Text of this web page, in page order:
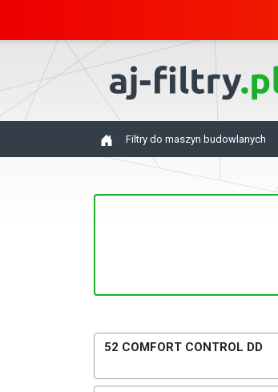
Filtry do maszyn budowlanych
52 COMFORT CONTROL DD